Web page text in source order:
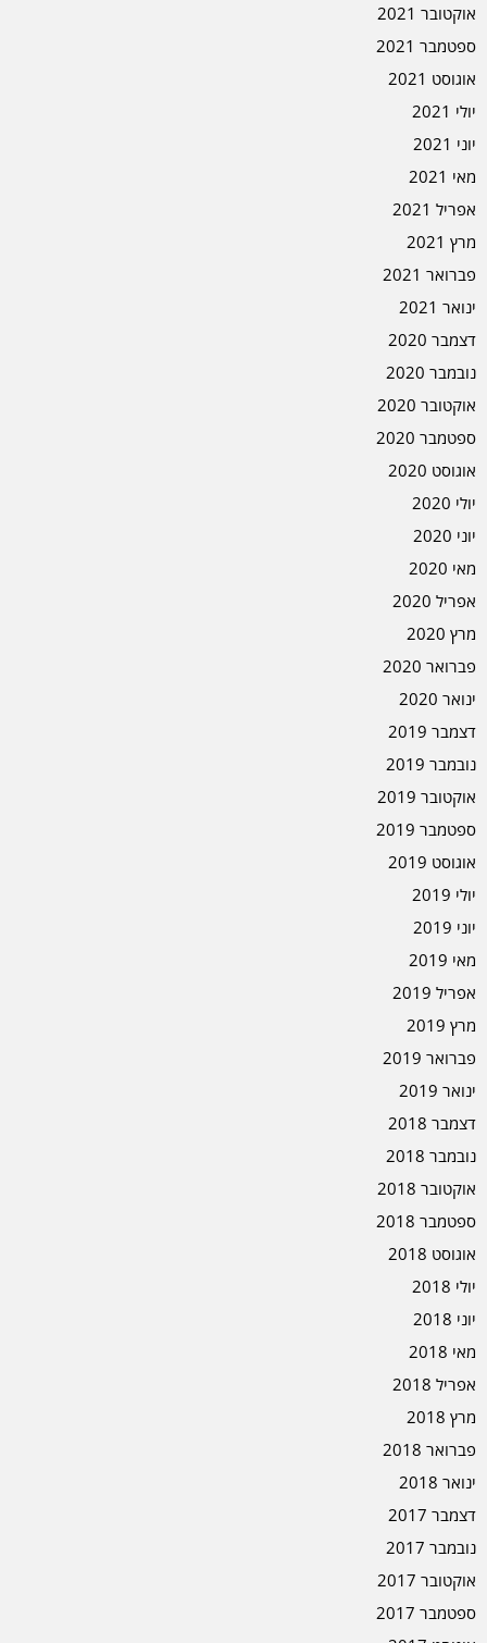
אוקטובר 2021
ספטמבר 2021
אוגוסט 2021
יולי 2021
יוני 2021
מאי 2021
אפריל 2021
מרץ 2021
פברואר 2021
ינואר 2021
דצמבר 2020
נובמבר 2020
אוקטובר 2020
ספטמבר 2020
אוגוסט 2020
יולי 2020
יוני 2020
מאי 2020
אפריל 2020
מרץ 2020
פברואר 2020
ינואר 2020
דצמבר 2019
נובמבר 2019
אוקטובר 2019
ספטמבר 2019
אוגוסט 2019
יולי 2019
יוני 2019
מאי 2019
אפריל 2019
מרץ 2019
פברואר 2019
ינואר 2019
דצמבר 2018
נובמבר 2018
אוקטובר 2018
ספטמבר 2018
אוגוסט 2018
יולי 2018
יוני 2018
מאי 2018
אפריל 2018
מרץ 2018
פברואר 2018
ינואר 2018
דצמבר 2017
נובמבר 2017
אוקטובר 2017
ספטמבר 2017